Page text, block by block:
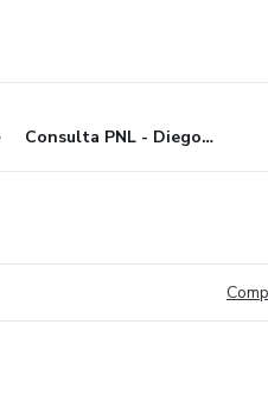
Consulta PNL - Diego Kanashiro